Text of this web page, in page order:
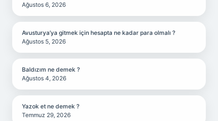
Ağustos 6, 2026
Avusturya’ya gitmek için hesapta ne kadar para olmalı ?
Ağustos 5, 2026
Baldızım ne demek ?
Ağustos 4, 2026
Yazok et ne demek ?
Temmuz 29, 2026